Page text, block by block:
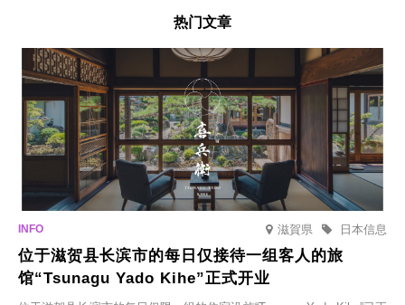
热门文章
滋賀県 日本信息
位于滋贺县长滨市的每日仅接待一组客人的旅
馆“Tsunagu Yado Kihe”正式开业